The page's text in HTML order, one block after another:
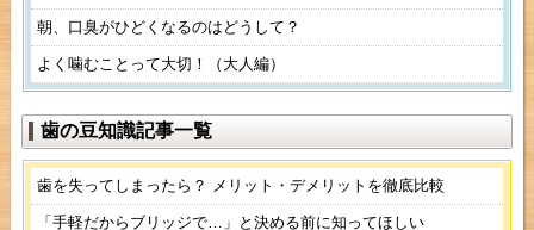
朝、口臭がひどくなるのはどうして？
よく噛むことって大切！（大人編）
歯の豆知識記事一覧
歯を失ってしまったら？ メリット・デメリットを徹底比較
「手軽だからブリッジで…」と決める前に知ってほしい